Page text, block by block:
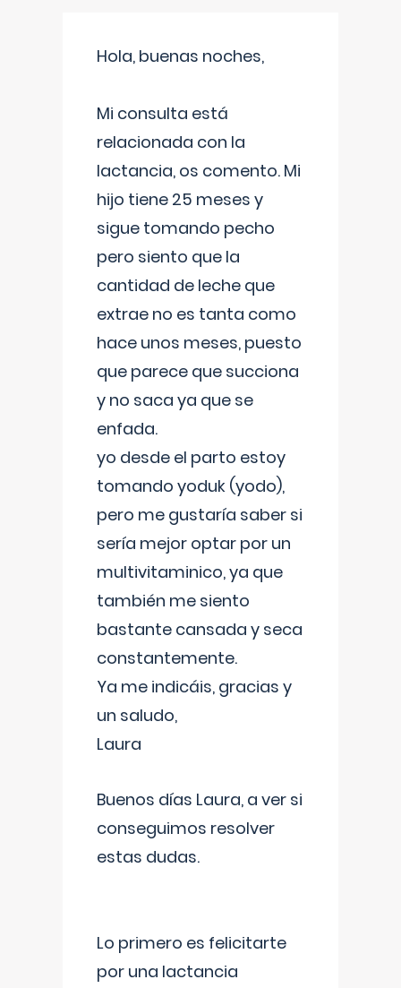
Hola, buenas noches,
Mi consulta está
relacionada con la
lactancia, os comento. Mi
hijo tiene 25 meses y
sigue tomando pecho
pero siento que la
cantidad de leche que
extrae no es tanta como
hace unos meses, puesto
que parece que succiona
y no saca ya que se
enfada.
yo desde el parto estoy
tomando yoduk (yodo),
pero me gustaría saber si
sería mejor optar por un
multivitaminico, ya que
también me siento
bastante cansada y seca
constantemente.
Ya me indicáis, gracias y
un saludo,
Laura
Buenos días Laura, a ver si
conseguimos resolver
estas dudas.
Lo primero es felicitarte
por una lactancia